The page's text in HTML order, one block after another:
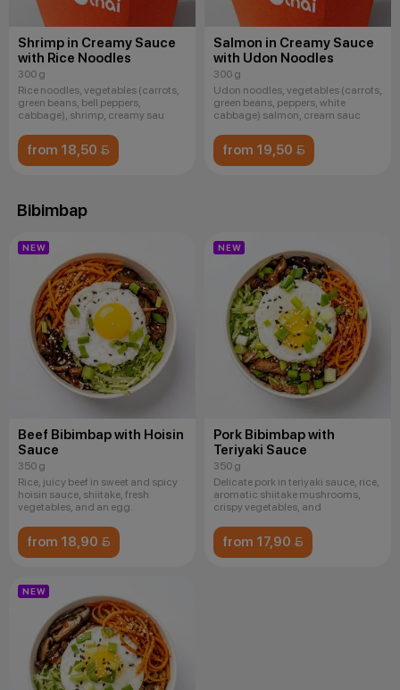
Shrimp in Creamy Sauce
with Rice Noodles
300 g
Rice noodles, vegetables (carrots,
green beans, bell peppers,
cabbage), shrimp, creamy sau
from 18,50 
Salmon in Creamy Sauce
with Udon Noodles
300 g
Udon noodles, vegetables (carrots,
green beans, peppers, white
cabbage) salmon, cream sauc
from 19,50 
Bibimbap
NEW
Beef Bibimbap with Hoisin
Sauce
350 g
Rice, juicy beef in sweet and spicy
hoisin sauce, shiitake, fresh
vegetables, and an egg.
from 18,90 
NEW
Pork Bibimbap with
Teriyaki Sauce
350 g
Delicate pork in teriyaki sauce, rice,
aromatic shiitake mushrooms,
crispy vegetables, and
from 17,90 
NEW